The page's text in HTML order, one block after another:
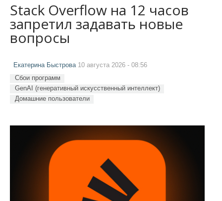
Stack Overflow на 12 часов
запретил задавать новые
вопросы
Екатерина Быстрова10 августа 2026 - 08:56
Сбои программ
GenAI (генеративный искусственный интеллект)
Домашние пользователи